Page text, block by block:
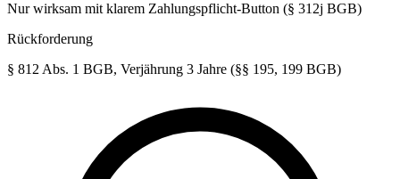
Nur wirksam mit klarem Zahlungspflicht-Button (§ 312j BGB)
Rückforderung
§ 812 Abs. 1 BGB, Verjährung 3 Jahre (§§ 195, 199 BGB)